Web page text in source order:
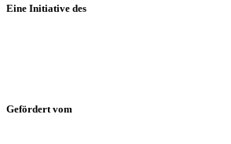
Eine Initiative des
Gefördert vom